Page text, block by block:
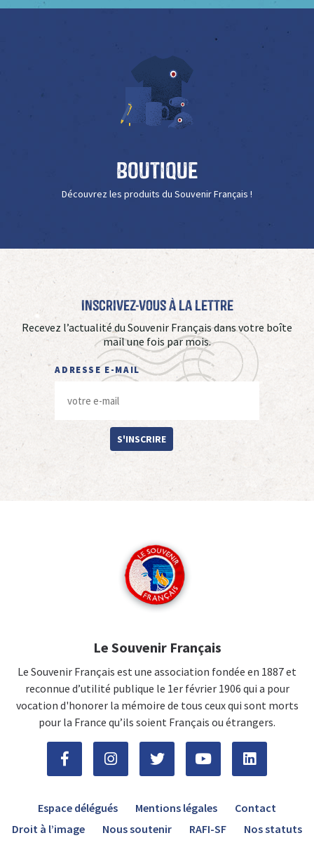
Boutique
Découvrez les produits du Souvenir Français !
Inscrivez-vous à La Lettre
Recevez l’actualité du Souvenir Français dans votre boîte
mail une fois par mois.
ADRESSE E-MAIL
S'INSCRIRE
Le Souvenir Français
Le Souvenir Français est une association fondée en 1887 et
reconnue d’utilité publique le 1er février 1906 qui a pour
vocation d'honorer la mémoire de tous ceux qui sont morts
pour la France qu’ils soient Français ou étrangers.
Espace délégués Mentions légales
Contact
Droit à l’image
Nous soutenir RAFI-SF Nos statuts